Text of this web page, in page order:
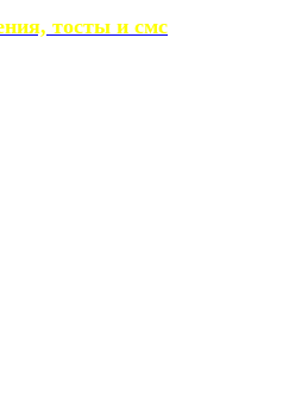
тосты и смс